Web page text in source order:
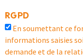
RGPD
En soumettant ce
informations saisies
demande et de la